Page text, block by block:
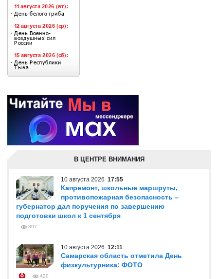
В ЦЕНТРЕ ВНИМАНИЯ
10 августа 2026 17:55
Капремонт, школьные маршруты,
противопожарная безопасность –
губернатор дал поручения по завершению
подготовки школ к 1 сентября
397
10 августа 2026 12:11
Самарская область отметила День
физкультурника: ФОТО
420